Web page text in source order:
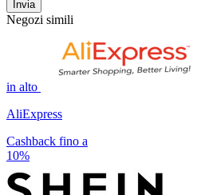
Invia
Negozi simili
in alto
AliExpress
Cashback fino a
10%